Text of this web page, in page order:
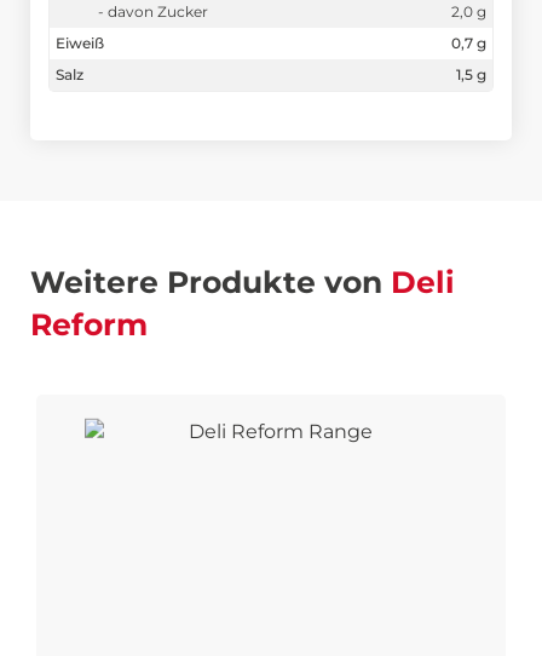
- davon Zucker
2,0 g
Eiweiß
0,7 g
Salz
1,5 g
Weitere Produkte von Deli
Reform